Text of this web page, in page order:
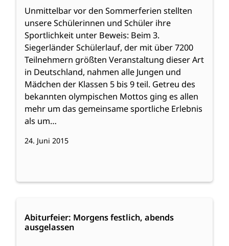
Unmittelbar vor den Sommerferien stellten
unsere Schülerinnen und Schüler ihre
Sportlichkeit unter Beweis: Beim 3.
Siegerländer Schülerlauf, der mit über 7200
Teilnehmern größten Veranstaltung dieser Art
in Deutschland, nahmen alle Jungen und
Mädchen der Klassen 5 bis 9 teil. Getreu des
bekannten olympischen Mottos ging es allen
mehr um das gemeinsame sportliche Erlebnis
als um…
24. Juni 2015
alles:
über
400
evau-
ler
beim
Siegerländer
Schülerlauf
Abiturfeier: Morgens festlich, abends
ausgelassen
Abiturfeier:
Morgens